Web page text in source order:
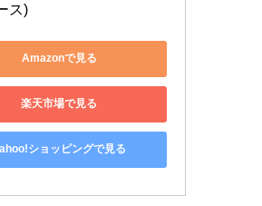
ス)
Amazonで見る
楽天市場で見る
ショッピングで見る